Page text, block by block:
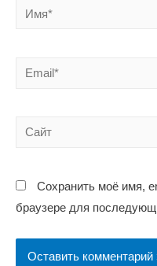
Имя*
Email*
Сайт
Сохранить моё имя,
браузере для